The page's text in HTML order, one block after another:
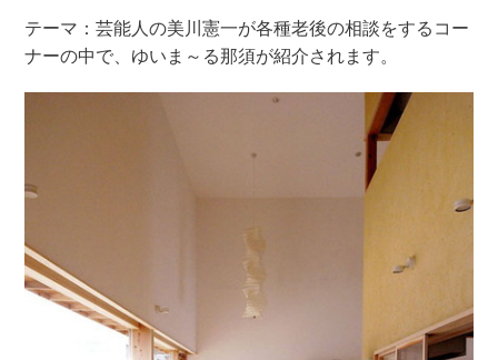
テーマ：芸能人の美川憲一が各種老後の相談をするコー
ナーの中で、ゆいま～る那須が紹介されます。